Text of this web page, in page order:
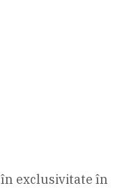
în exclusivitate în